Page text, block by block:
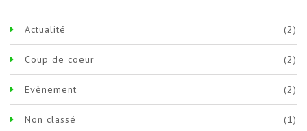
Actualité (2)
Coup de coeur (2)
Evènement (2)
Non classé (1)